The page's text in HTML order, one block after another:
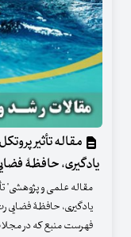
مقاله تأثیر
یادگیری، حافظۀ
مقاله علمی و پژوهشی"
فهرست منبع که در